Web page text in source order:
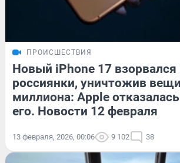
ПРОИСШЕСТВИЯ
Новый iPhone 17 взорвался
россиянки, уничтожив
миллиона: Apple
его. Новости 12 февраля
13 февраля, 2026, 00:06 9 102 38